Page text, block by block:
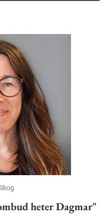
heter Dagmar"